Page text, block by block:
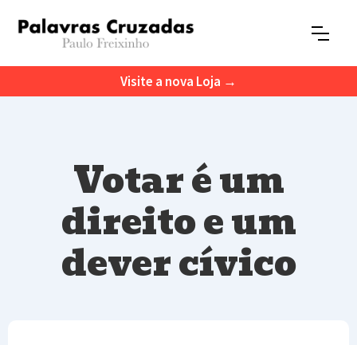
Visite a nova Loja →
Votar é um
direito e um
dever cívico